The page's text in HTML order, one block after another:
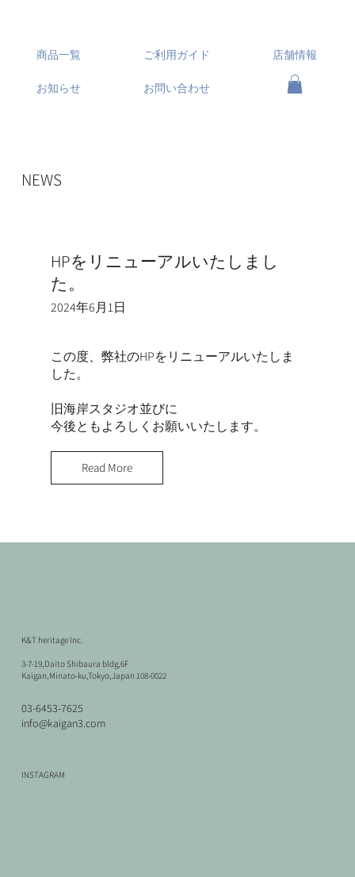
HPをリニューアルいたしまし
た。
2024年6月1日
この度、弊社のHPをリニューアルいたしま
した。
旧海岸スタジオ並びに
今後ともよろしくお願いいたします。
Read More
NEWS
お問い合わせ
ご利用ガイド
お知らせ
店舗情報
商品一覧
K&T heritage Inc.
3-7-19,Daito Shibaura bldg,6F
Kaigan,Minato-ku,Tokyo,Japan 108-0022
03-6453-7625
info@kaigan3.com
INSTAGRAM